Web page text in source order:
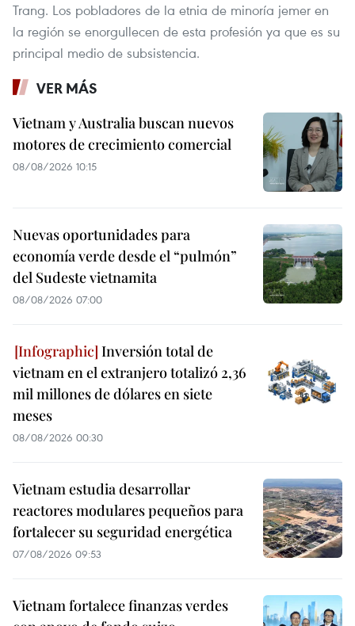
Trang. Los pobladores de la etnia de minoría jemer en
la región se enorgullecen de esta profesión ya que es su
principal medio de subsistencia.
VER MÁS
Vietnam y Australia buscan nuevos
motores de crecimiento comercial
08/08/2026 10:15
Nuevas oportunidades para
economía verde desde el “pulmón”
del Sudeste vietnamita
08/08/2026 07:00
Inversión total de
vietnam en el extranjero totalizó 2,36
mil millones de dólares en siete
meses
08/08/2026 00:30
Vietnam estudia desarrollar
reactores modulares pequeños para
fortalecer su seguridad energética
07/08/2026 09:53
Vietnam fortalece finanzas verdes